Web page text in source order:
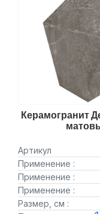
Керамогранит
Артикул
Применение :
Применение :
Применение :
Размер, см :